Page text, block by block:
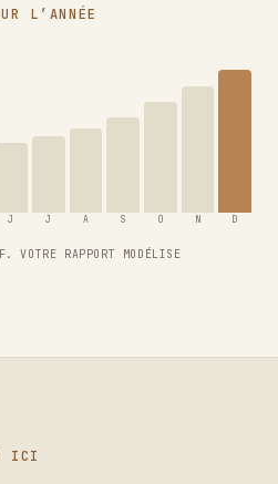
L’ANNÉE
J J A S O N D
VOTRE RAPPORT MODÉLISE
ICI